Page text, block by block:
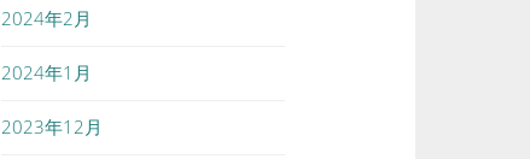
2024年2月
2024年1月
2023年12月